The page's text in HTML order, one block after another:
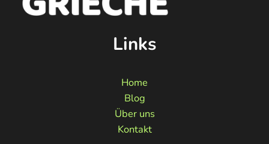
Links
Home
Blog
Über uns
Kontakt